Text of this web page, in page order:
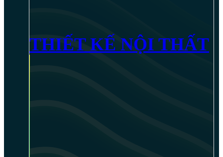
THIẾT KẾ NỘI THẤT